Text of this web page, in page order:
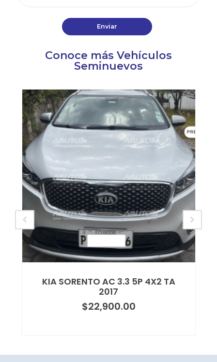
Conoce más Vehículos
Seminuevos
KIA SORENTO AC 3.3 5P 4X2 TA
2017
$22,900.00